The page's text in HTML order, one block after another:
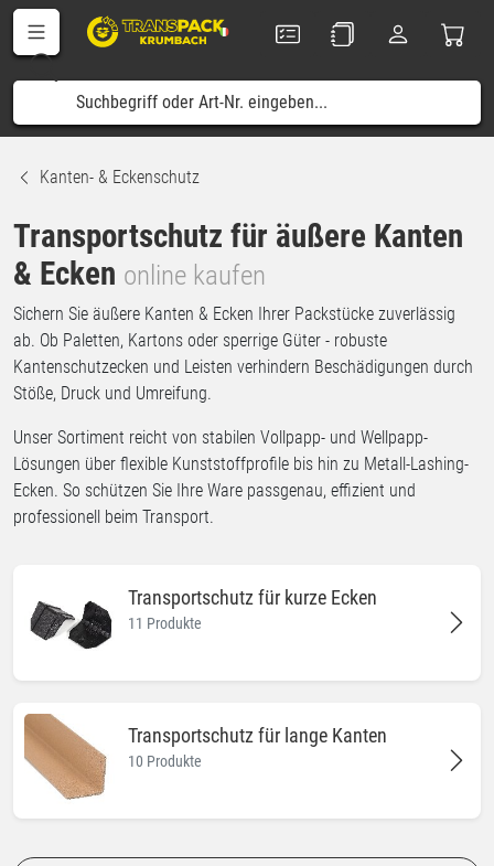
Kanten- & Eckenschutz
Transportschutz für äußere Kanten
& Ecken online kaufen
Sichern Sie äußere Kanten & Ecken Ihrer Packstücke zuverlässig
ab. Ob Paletten, Kartons oder sperrige Güter - robuste
Kantenschutzecken und Leisten verhindern Beschädigungen durch
Stöße, Druck und Umreifung.
Unser Sortiment reicht von stabilen Vollpapp- und Wellpapp-
Lösungen über flexible Kunststoffprofile bis hin zu Metall-Lashing-
Ecken. So schützen Sie Ihre Ware passgenau, effizient und
professionell beim Transport.
Transportschutz für kurze Ecken
11 Produkte
Transportschutz für lange Kanten
10 Produkte